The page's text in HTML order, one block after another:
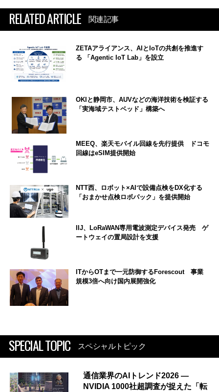
RELATED ARTICLE 関連記事
ZETAアライアンス、AIとIoTの共創を推進す
る 「Agentic IoT Lab」を設立
OKIと静岡市、AUVなどの海洋技術を検証する
「実海域テストベッド」構築へ
MEEQ、楽天モバイル回線を先行提供 ドコモ
回線はeSIM提供開始
NTT西、ロボット×AIで設備点検をDX化する
「おまかせ点検ロボパック」を提供開始
IIJ、LoRaWAN専用電波測定デバイス発売 ゲ
ートウェイの置局設計を支援
ITからOTまで一元防御するForescout 事業
規模3倍へ向け国内展開強化
SPECIAL TOPIC スペシャルトピック
通信業界のAIトレンド2026 ―
NVIDIA 1000社超調査が捉えた「転